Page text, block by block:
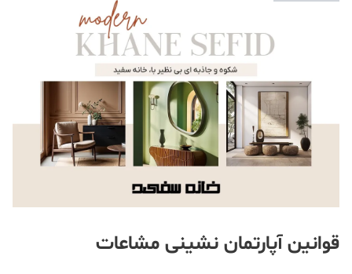
قوانین آپارتمان نشینی مشاعات